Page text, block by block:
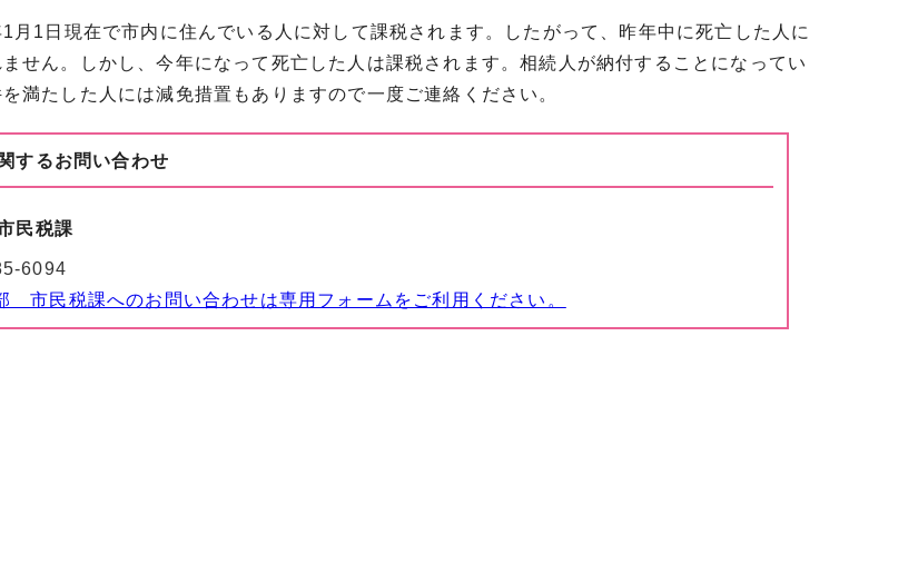
月1日現在で市内に住んでいる人に対して課税されます。したがって、昨年中に死亡した人に
せん。しかし、今年になって死亡した人は課税されます。相続人が納付することになってい
満たした人には減免措置もありますので一度ご連絡ください。
するお問い合わせ
民税課
6094
市民税課へのお問い合わせは専用フォームをご利用ください。